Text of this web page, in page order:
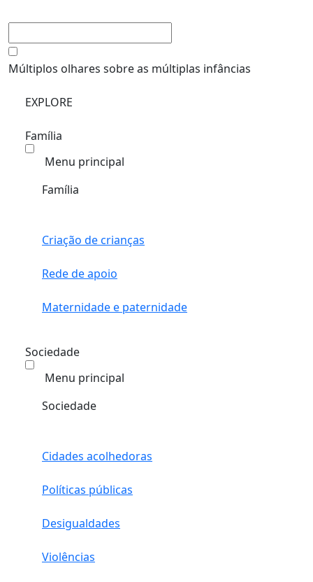
Múltiplos olhares sobre as múltiplas infâncias
EXPLORE
Família
Menu principal
Família
Criação de crianças
Rede de apoio
Maternidade e paternidade
Sociedade
Menu principal
Sociedade
Cidades acolhedoras
Políticas públicas
Desigualdades
Violências